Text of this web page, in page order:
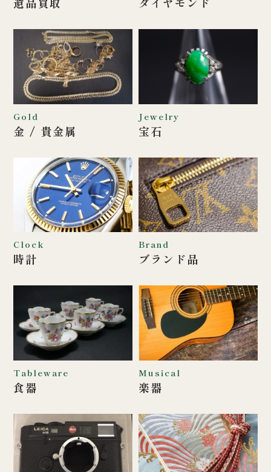
Gold
金 / 貴金属
Jewelry
宝石
Clock
時計
Brand
ブランド品
Tableware
食器
Musical
楽器